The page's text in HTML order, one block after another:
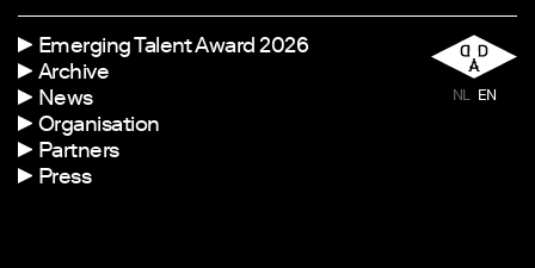
Emerging Talent Award 2026
Archive
News
Organisation
Partners
Press
NL EN